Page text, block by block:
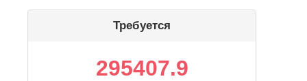
Требуется
295407.9